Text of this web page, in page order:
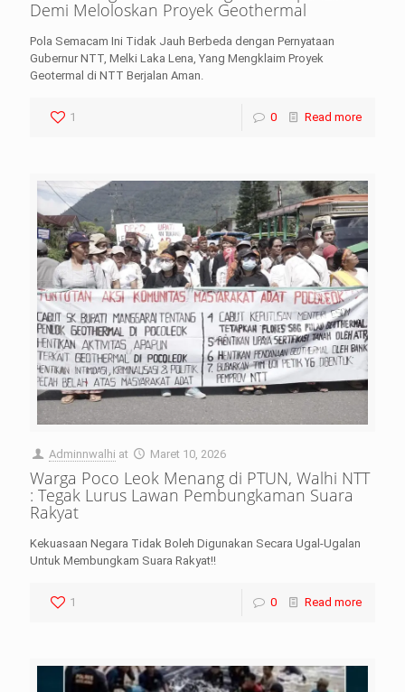
Demi Meloloskan Proyek Geothermal
Pola Semacam Ini Tidak Jauh Berbeda dengan Pernyataan
Gubernur NTT, Melki Laka Lena, Yang Mengklaim Proyek
Geotermal di NTT Berjalan Aman.
1 0 Read more
Adminnwalhi at Maret 10, 2026
Warga Poco Leok Menang di PTUN, Walhi NTT
: Tegak Lurus Lawan Pembungkaman Suara
Rakyat
Kekuasaan Negara Tidak Boleh Digunakan Secara Ugal-Ugalan
Untuk Membungkam Suara Rakyat!!
1 0 Read more